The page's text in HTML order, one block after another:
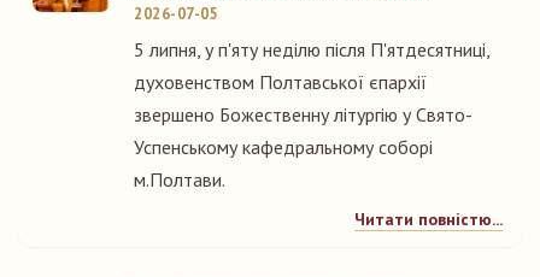
2026-07-05
5 липня, у п'яту неділю після П'ятдесятниці,
духовенством Полтавської єпархії
звершено Божественну літургію у Свято-
Успенському кафедральному соборі
м.Полтави.
Читати повністю...